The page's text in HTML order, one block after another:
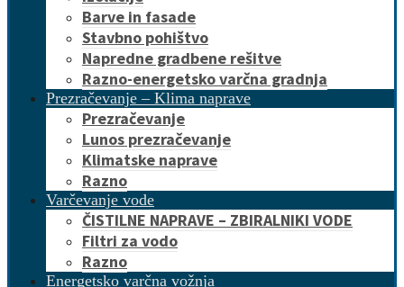
Barve in fasade
Stavbno pohištvo
Napredne gradbene rešitve
Razno-energetsko varčna gradnja
Prezračevanje – Klima naprave
Prezračevanje
Lunos prezračevanje
Klimatske naprave
Razno
Varčevanje vode
ČISTILNE NAPRAVE – ZBIRALNIKI VODE
Filtri za vodo
Razno
Energetsko varčna vožnja